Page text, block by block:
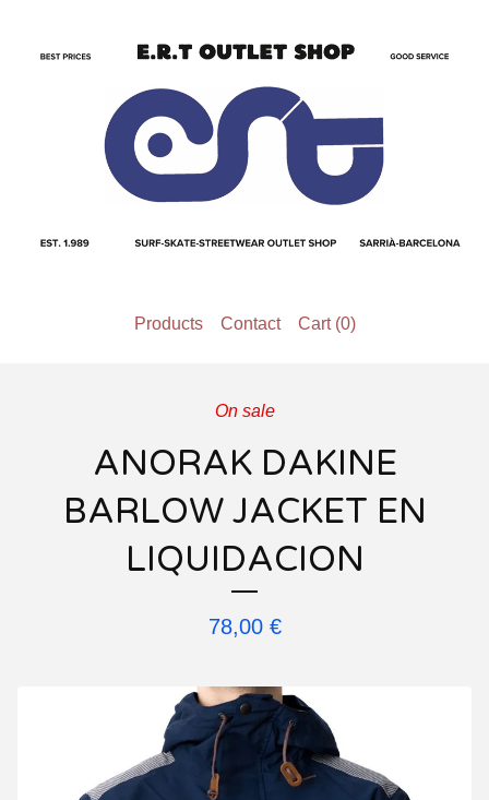
Products Contact Cart (0)
On sale
ANORAK DAKINE
BARLOW JACKET EN
LIQUIDACION
78,00 €